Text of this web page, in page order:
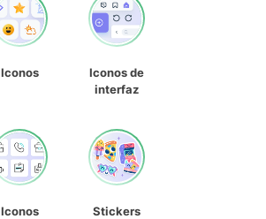
Iconos
Iconos de
interfaz
Iconos
Stickers